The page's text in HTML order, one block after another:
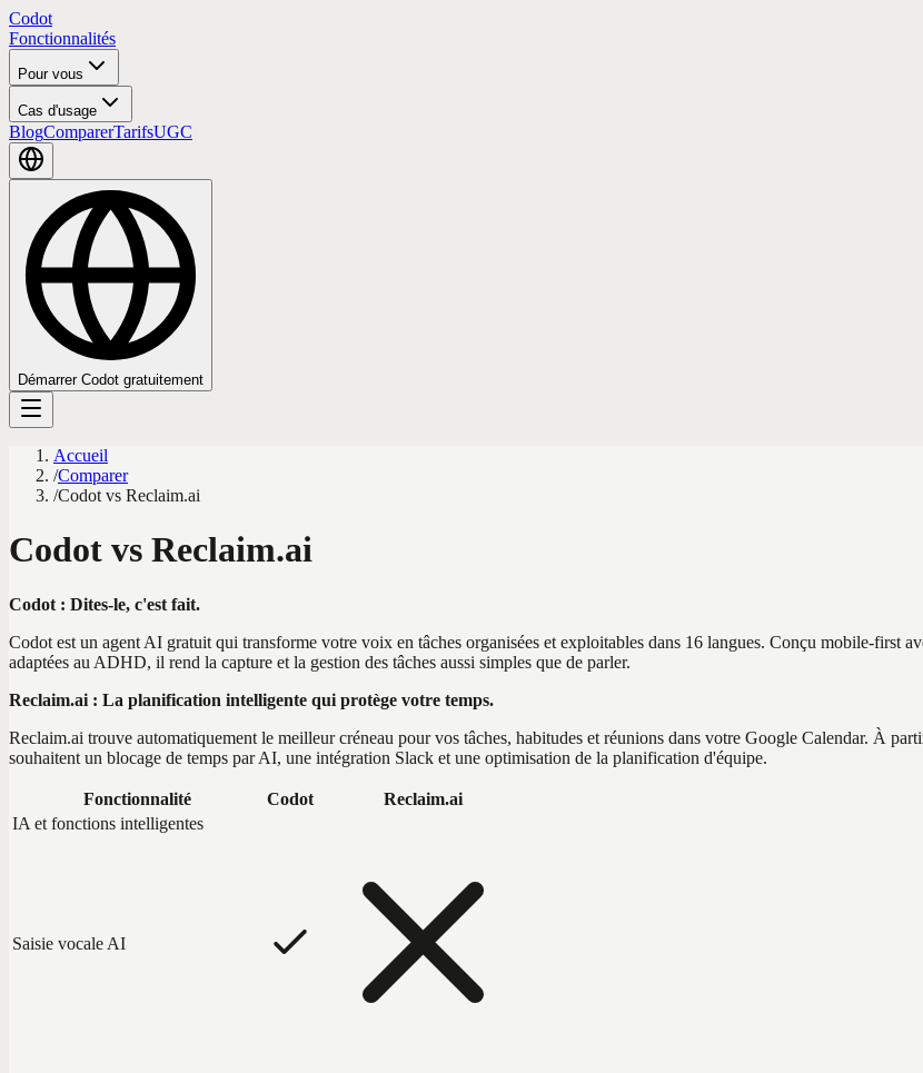
Codot
Fonctionnalités
Pour vous
Cas d'usage
BlogComparerTarifsUGC
Démarrer Codot gratuitement
Accueil
/Comparer
/Codot vs Reclaim.ai
Codot vs Reclaim.ai
Codot : Dites-le, c'est fait.
Codot est un agent AI gratuit qui transforme votre voix en tâches organisées et exploitables dans 16 langues. Conçu mobile-first
adaptées au ADHD, il rend la capture et la gestion des tâches aussi simples que de parler.
Reclaim.ai : La planification intelligente qui protège votre temps.
Reclaim.ai trouve automatiquement le meilleur créneau pour vos tâches, habitudes et réunions dans votre Google Calendar. À
souhaitent un blocage de temps par AI, une intégration Slack et une optimisation de la planification d'équipe.
Fonctionnalité Codot
Reclaim.ai
IA et fonctions intelligentes
Saisie vocale AI